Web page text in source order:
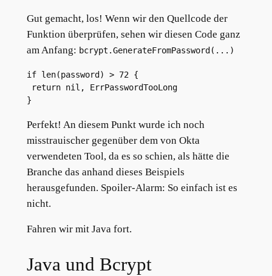
Gut gemacht, los! Wenn wir den Quellcode der
Funktion überprüfen, sehen wir diesen Code ganz
am Anfang: bcrypt.GenerateFromPassword(...)
if len(password) > 72 {
return nil, ErrPasswordTooLong
}
Perfekt! An diesem Punkt wurde ich noch
misstrauischer gegenüber dem von Okta
verwendeten Tool, da es so schien, als hätte die
Branche das anhand dieses Beispiels
herausgefunden. Spoiler-Alarm: So einfach ist es
nicht.
Fahren wir mit Java fort.
Java und Bcrypt